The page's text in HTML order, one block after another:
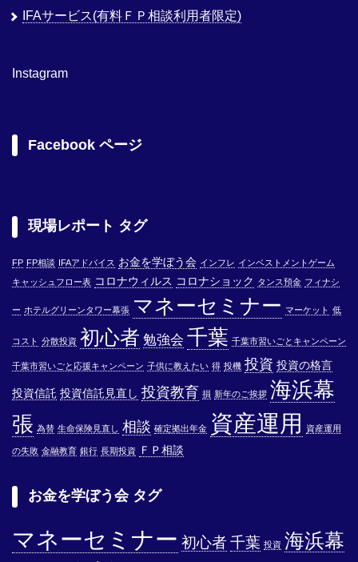
IFAサービス(有料ＦＰ相談利用者限定)
Instagram
Facebook ページ
現場レポート タグ
FP FP相談 IFAアドバイス お金を学ぼう会 インフレ インベストメントゲーム
キャッシュフロー表 コロナウィルス コロナショック タンス預金 フィナシ
ー ホテルグリーンタワー幕張 マネーセミナー マーケット 低
コスト 分散投資 初心者 勉強会 千葉 千葉市習いごとキャンペーン
千葉市習いごと応援キャンペーン 子供に教えたい 得 投機 投資 投資の格言
投資信託 投資信託見直し 投資教育 損 新年のご挨拶 海浜幕
張 為替 生命保険見直し 相談 確定拠出年金 資産運用 資産運用
の失敗 金融教育 銀行 長期投資 ＦＰ相談
お金を学ぼう会 タグ
マネーセミナー 初心者千葉 投資 海浜幕